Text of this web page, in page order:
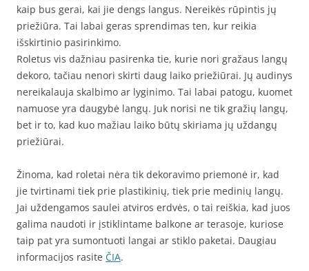
kaip bus gerai, kai jie dengs langus. Nereikės rūpintis jų
priežiūra. Tai labai geras sprendimas ten, kur reikia
išskirtinio pasirinkimo.
Roletus vis dažniau pasirenka tie, kurie nori gražaus langų
dekoro, tačiau nenori skirti daug laiko priežiūrai. Jų audinys
nereikalauja skalbimo ar lyginimo. Tai labai patogu, kuomet
namuose yra daugybė langų. Juk norisi ne tik gražių langų,
bet ir to, kad kuo mažiau laiko būtų skiriama jų uždangų
priežiūrai.
Žinoma, kad roletai nėra tik dekoravimo priemonė ir, kad
jie tvirtinami tiek prie plastikinių, tiek prie medinių langų.
Jai uždengamos saulei atviros erdvės, o tai reiškia, kad juos
galima naudoti ir įstiklintame balkone ar terasoje, kuriose
taip pat yra sumontuoti langai ar stiklo paketai. Daugiau
informacijos rasite ČIA.